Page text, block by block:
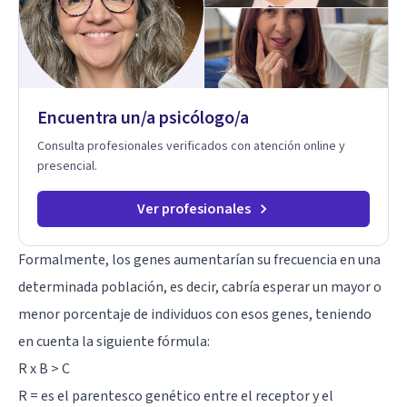
dinámica familiar. Evaluaciones Psicológicas y Terapias
Especializadas: Terapia cognitivo-conductual Terapia de
apoyo Terapia psicodinámica Terapia enfocada en la solución
Terapia de exposición Terapia de juego para niños
Tratamiento de Traumas y Trastornos de Estrés
a superar experiencias traumáticas y mejorar tu calidad de
vida. Tratamiento de Adicciones.
Encuentra un/a psicólogo/a
Consulta profesionales verificados con atención online y
presencial.
Ver profesionales
Formalmente, los genes aumentarían su frecuencia en una
determinada población, es decir, cabría esperar un mayor o
menor porcentaje de individuos con esos genes, teniendo
en cuenta la siguiente fórmula:
R x B > C
R = es el parentesco genético entre el receptor y el